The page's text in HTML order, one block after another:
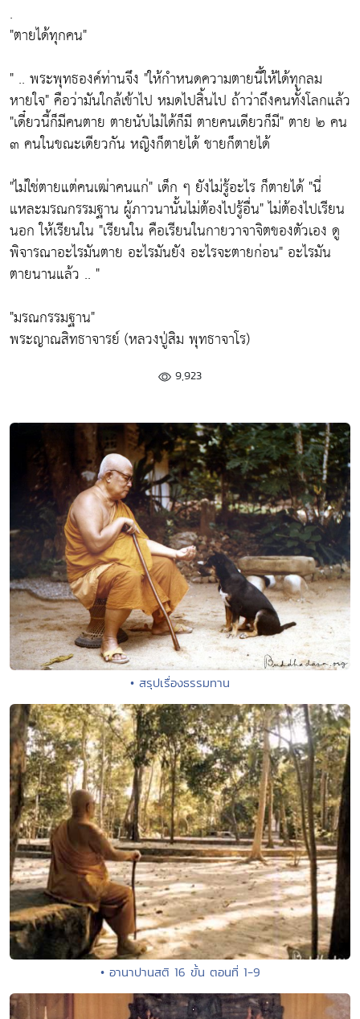
.
"ตายได้ทุกคน"
" .. พระพุทธองค์ท่านจึง "ให้กำหนดความตายนี้ให้ได้ทุกลม
หายใจ" คือว่ามันใกล้เข้าไป หมดไปสิ้นไป ถ้าว่าถึงคนทั้งโลกแล้ว
"เดี๋ยวนี้ก็มีคนตาย ตายนับไม่ได้ก็มี ตายคนเดียวก็มี" ตาย ๒ คน
๓ คนในขณะเดียวกัน หญิงก็ตายได้ ชายก็ตายได้
"ไม่ใช่ตายแต่คนเฒ่าคนแก่" เด็ก ๆ ยังไม่รู้อะไร ก็ตายได้ "นี่
แหละมรณกรรมฐาน ผู้ภาวนานั้นไม่ต้องไปรู้อื่น" ไม่ต้องไปเรียน
นอก ให้เรียนใน "เรียนใน คือเรียนในกายวาจาจิตของตัวเอง ดู
พิจารณาอะไรมันตาย อะไรมันยัง อะไรจะตายก่อน" อะไรมัน
ตายนานแล้ว .. "
"มรณกรรมฐาน"
พระญาณสิทธาจารย์ (หลวงปู่สิม พุทธาจาโร)
9,923
• สรุปเรื่องธรรมทาน
• อานาปานสติ 16 ขั้น ตอนที่ 1-9